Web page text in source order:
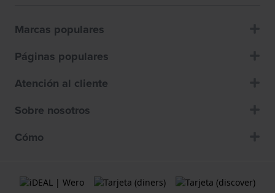
Marcas populares
Páginas populares
Atención al cliente
Sobre nosotros
Cómo